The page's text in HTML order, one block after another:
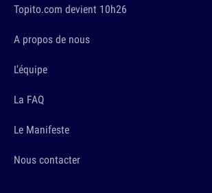
Topito.com devient 10h26
A propos de nous
L'équipe
La FAQ
Le Manifeste
Nous contacter